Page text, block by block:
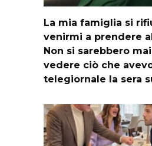
La mia famiglia si
venirmi a prendere
Non si sarebbero
vedere ciò che
telegiornale la sera